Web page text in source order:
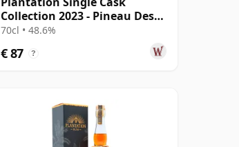
Collection 2023 - Pineau Des
Charentes 2015 8 jaar oud
70cl • 48.6%
€ 87 ?